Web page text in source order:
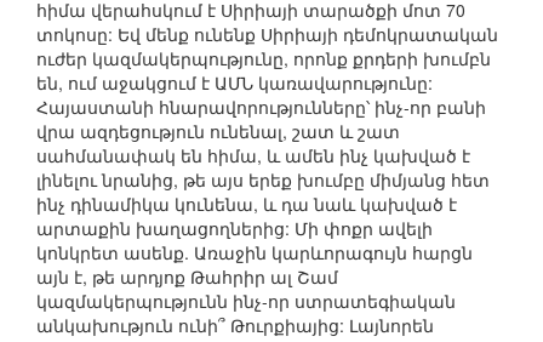
հիմա վերահսկում է Սիրիայի տարածքի մոտ 70
տոկոսը: Եվ մենք ունենք Սիրիայի դեմոկրատական
ուժեր կազմակերպությունը, որոնք քրդերի խումբն
են, ում աջակցում է ԱՄՆ կառավարությունը:
Հայաստանի հնարավորությունները՝ ինչ-որ բանի
վրա ազդեցություն ունենալ, շատ և շատ
սահմանափակ են հիմա, և ամեն ինչ կախված է
լինելու նրանից, թե այս երեք խումբը միմյանց հետ
ինչ դինամիկա կունենա, և դա նաև կախված է
արտաքին խաղացողներից: Մի փոքր ավելի
կոնկրետ ասենք. Առաջին կարևորագույն հարցն
այն է, թե արդյոք Թահրիր ալ Շամ
կազմակերպությունն ինչ-որ ստրատեգիական
անկախություն ունի՞ Թուրքիայից: Լայնորեն